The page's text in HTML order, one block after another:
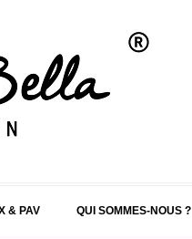
& PAV QUI SOMMES-NOUS ?